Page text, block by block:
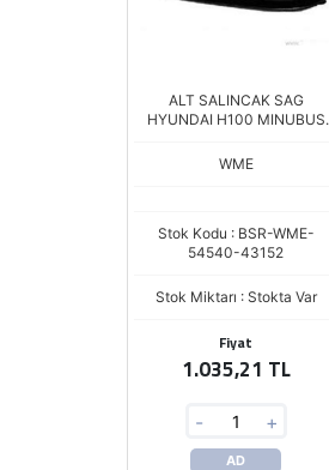
ALT SALINCAK SAG
HYUNDAI H100 MINUBUS
WME
Stok Kodu : BSR-WME-
54540-43152
Stok Miktarı : Stokta Var
Fiyat
1.035,21 TL
- +
AD